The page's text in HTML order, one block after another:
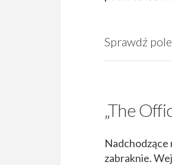
Sprawdź
„The
Nadchodzące
zabraknie.